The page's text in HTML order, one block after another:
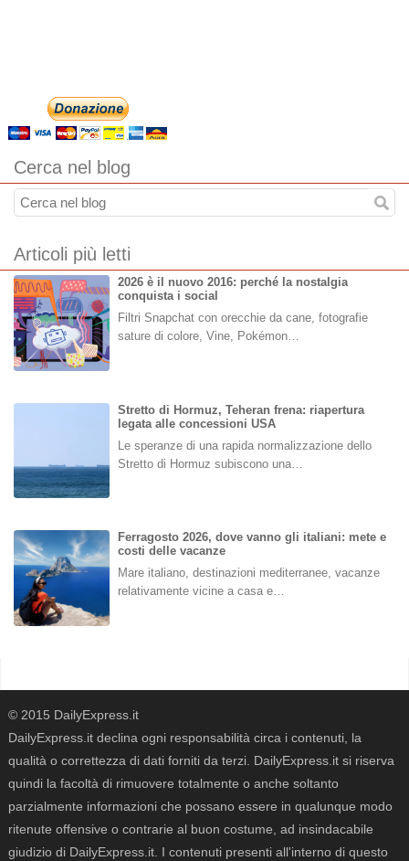
Cerca nel blog
Articoli più letti
2026 è il nuovo 2016: perché la nostalgia
conquista i social
Filtri Snapchat con orecchie da cane, fotografie
sature di colore, Vine, Pokémon…
Stretto di Hormuz, Teheran frena: riapertura
legata alle concessioni USA
Le speranze di una rapida normalizzazione dello
Stretto di Hormuz subiscono una…
Ferragosto 2026, dove vanno gli italiani: mete e
costi delle vacanze
Mare italiano, destinazioni mediterranee, vacanze
relativamente vicine a casa e…
© 2015 DailyExpress.it
DailyExpress.it declina ogni responsabilità circa i contenuti, la
qualità o correttezza di dati forniti da terzi. DailyExpress.it si riserva
quindi la facoltà di rimuovere totalmente o anche soltanto
parzialmente informazioni che possano essere in qualunque modo
ritenute offensive o contrarie al buon costume, ad insindacabile
giudizio di DailyExpress.it. I contenuti presenti all'interno di questo